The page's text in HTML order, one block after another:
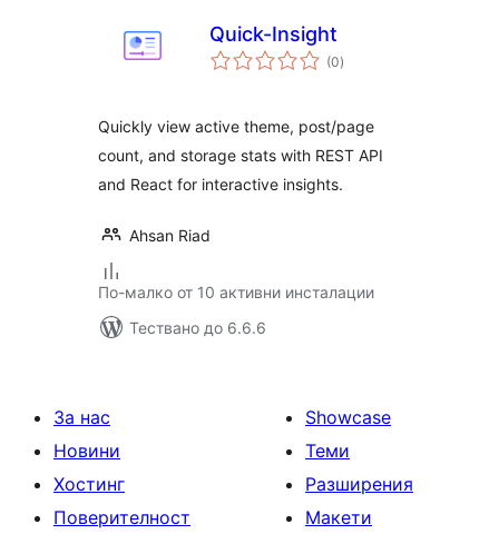
Quick-Insight
(0общо
оценки
)
Quickly view active theme, post/page
count, and storage stats with REST API
and React for interactive insights.
Ahsan Riad
По-малко от 10 активни инсталации
Тествано до 6.6.6
За нас
Новини
Хостинг
Поверителност
Showcase
Теми
Разширения
Макети